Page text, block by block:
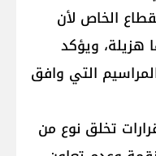
الخاص لأن
هزيلة، ويؤكد
التي وافق
تخلق نوع من